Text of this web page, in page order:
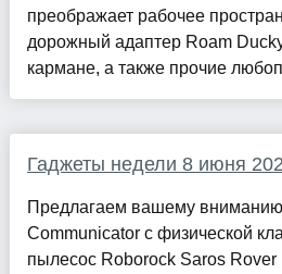
преображает рабочее
дорожный адаптер Roam
кармане, а также прочие
Гаджеты недели 8 июня
Предлагаем вашему
Communicator с физической
пылесос Roborock Saros Rover